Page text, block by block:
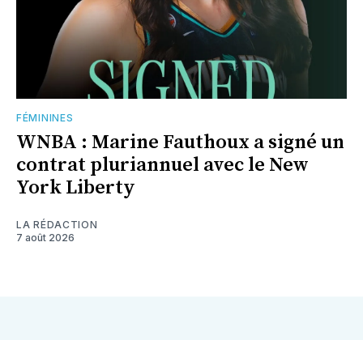
FÉMININES
WNBA : Marine Fauthoux a signé un
contrat pluriannuel avec le New
York Liberty
LA RÉDACTION
7 août 2026